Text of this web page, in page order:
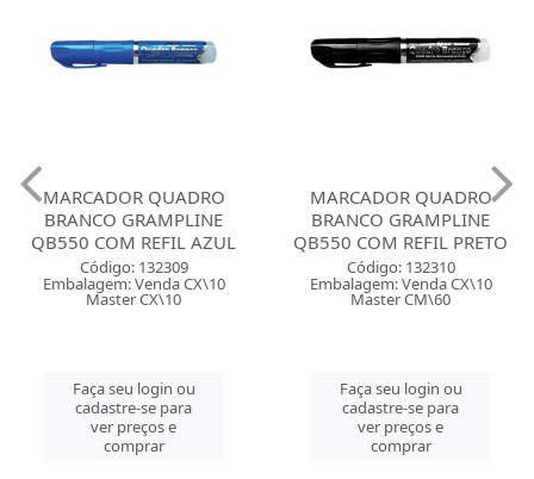
MARCADOR QUADRO
BRANCO GRAMPLINE
QB550 COM REFIL AZUL
Código: 132309
Embalagem: Venda CX\10
Master CX\10
Faça seu login ou
cadastre-se para
ver preços e
comprar
MARCADOR QUADRO
BRANCO GRAMPLINE
QB550 COM REFIL PRETO
Código: 132310
Embalagem: Venda CX\10
Master CM\60
Faça seu login ou
cadastre-se para
ver preços e
comprar